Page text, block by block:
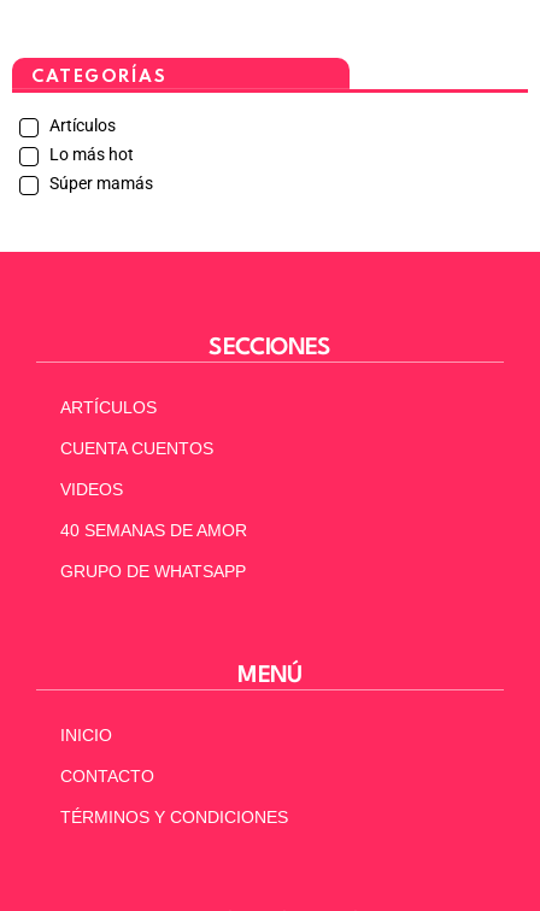
CATEGORÍAS
Artículos
Lo más hot
Súper mamás
SECCIONES
ARTÍCULOS
CUENTA CUENTOS
VIDEOS
40 SEMANAS DE AMOR
GRUPO DE WHATSAPP
MENÚ
INICIO
CONTACTO
TÉRMINOS Y CONDICIONES